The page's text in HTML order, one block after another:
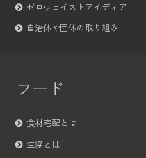
ゼロウェイストアイディア
自治体や団体の取り組み
フード
食材宅配とは
生協とは